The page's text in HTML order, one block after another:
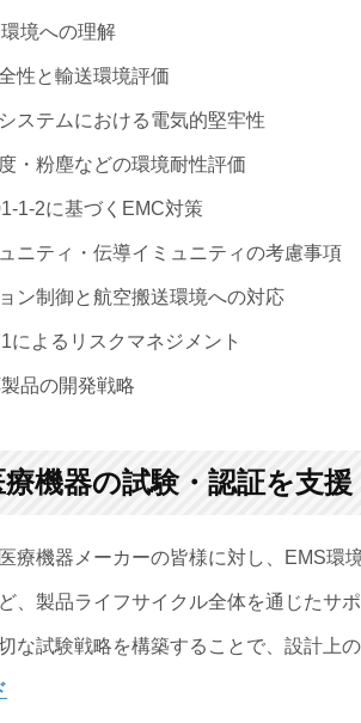
への理解
性と輸送環境評価
ステムにおける電気的堅牢性
・粉塵などの環境耐性評価
1-2に基づくEMC対策
ニティ・伝導イミュニティの考慮事項
ン制御と航空搬送環境への対応
によるリスクマネジメント
品の開発戦略
機器の試験・認証を支援
療機器メーカーの皆様に対し、EMS
、製品ライフサイクル全体を通じたサ
な試験戦略を構築することで、設計上